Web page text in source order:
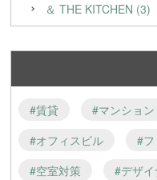
＆ THE KITCHEN (3)
#賃貸 #マンション
#オフィスビル
#
#空室対策
#デザ